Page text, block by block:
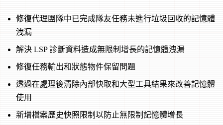
修復代理團隊中已完成隊友任務未進行垃圾回收的記憶體
洩漏
解決 LSP 診斷資料造成無限制增長的記憶體洩漏
修復任務輸出和狀態物件保留問題
透過在處理後清除內部快取和大型工具結果來改善記憶體
使用
新增檔案歷史快照限制以防止無限制記憶體增長